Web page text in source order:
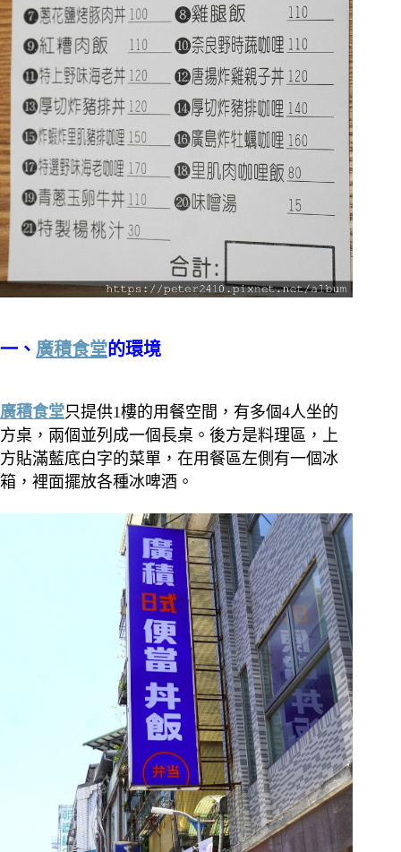
一、 廣積食堂的環境
廣積食堂只提供1樓的用餐空間，有多個4人坐的
方桌，兩個並列成一個長桌。 後方是料理區，上
方貼滿藍底白字的菜單，在用餐區左側有一個冰
箱，裡面擺放各種冰啤酒。